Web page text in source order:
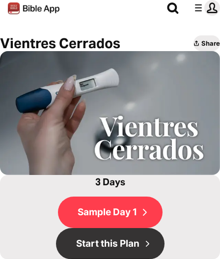
Vientres Cerrados Share
3 Days
Sample Day 1
Start this Plan